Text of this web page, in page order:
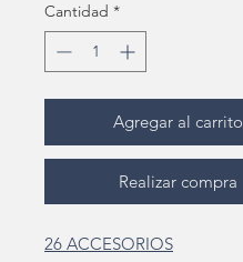
Cantidad *
Agregar al carrito
Realizar compra
26 ACCESORIOS